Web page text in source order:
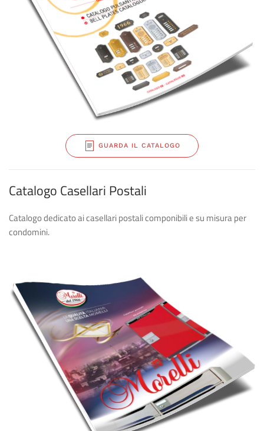
GUARDA IL CATALOGO
Catalogo Casellari Postali
Catalogo dedicato ai casellari postali componibili e su misura per
condomini.